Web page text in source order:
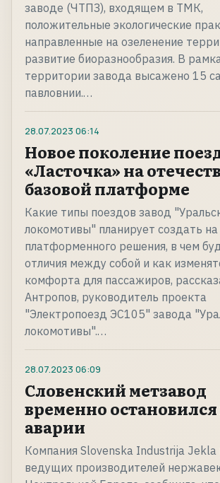
заводе (ЧТПЗ), входящем в ТМК,
положительные экологические
направленные на озеленение
развитие биоразнообразия. В
территории завода высажено 15
павловнии.…
28.07.2023 06:14
Новое поколение
«Ласточка» на
базовой платформе
Какие типы поездов завод
локомотивы" планирует создать на
платформенного решения, в чем
отличия между собой и как
комфорта для пассажиров,
Антропов, руководитель проекта
"Электропоезд ЭС105" завода
локомотивы".…
28.07.2023 06:09
Словенский метзавод
временно остановился
аварии
Компания Slovenska Industrija Jekla
ведущих производителей